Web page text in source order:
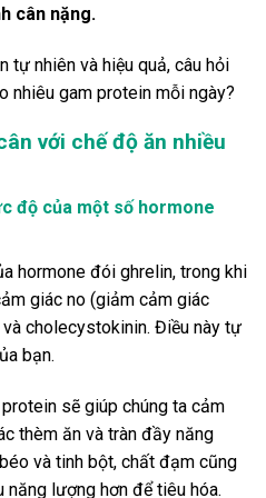
cân nặng.
tự nhiên và hiệu quả, câu hỏi
nhiêu gam protein mỗi ngày?
với chế độ ăn nhiều
độ của một số hormone
hormone đói ghrelin, trong khi
giác no (giảm cảm giác
cholecystokinin. Điều này tự
bạn.
sẽ giúp chúng ta cảm
thèm ăn và tràn đầy năng
và tinh bột, chất đạm cũng
lượng hơn để tiêu hóa.